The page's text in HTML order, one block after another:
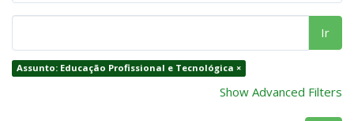
Ir
Assunto: Educação Profissional e Tecnológica ×
Show Advanced Filters